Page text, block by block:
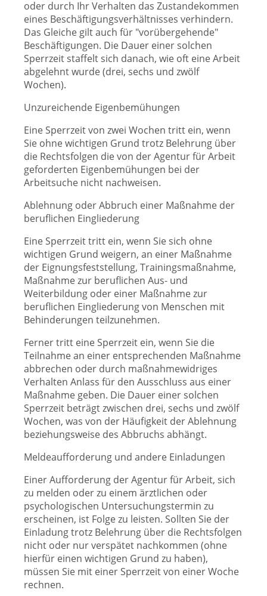
oder durch Ihr Verhalten das Zustandekommen
eines Beschäftigungsverhältnisses verhindern.
Das Gleiche gilt auch für "vorübergehende"
Beschäftigungen. Die Dauer einer solchen
Sperrzeit staffelt sich danach, wie oft eine Arbeit
abgelehnt wurde (drei, sechs und zwölf
Wochen).
Unzureichende Eigenbemühungen
Eine Sperrzeit von zwei Wochen tritt ein, wenn
Sie ohne wichtigen Grund trotz Belehrung über
die Rechtsfolgen die von der Agentur für Arbeit
geforderten Eigenbemühungen bei der
Arbeitsuche nicht nachweisen.
Ablehnung oder Abbruch einer Maßnahme der
beruflichen Eingliederung
Eine Sperrzeit tritt ein, wenn Sie sich ohne
wichtigen Grund weigern, an einer Maßnahme
der Eignungsfeststellung, Trainingsmaßnahme,
Maßnahme zur beruflichen Aus- und
Weiterbildung oder einer Maßnahme zur
beruflichen Eingliederung von Menschen mit
Behinderungen teilzunehmen.
Ferner tritt eine Sperrzeit ein, wenn Sie die
Teilnahme an einer entsprechenden Maßnahme
abbrechen oder durch maßnahmewidriges
Verhalten Anlass für den Ausschluss aus einer
Maßnahme geben. Die Dauer einer solchen
Sperrzeit beträgt zwischen drei, sechs und zwölf
Wochen, was von der Häufigkeit der Ablehnung
beziehungsweise des Abbruchs abhängt.
Meldeaufforderung und andere Einladungen
Einer Aufforderung der Agentur für Arbeit, sich
zu melden oder zu einem ärztlichen oder
psychologischen Untersuchungstermin zu
erscheinen, ist Folge zu leisten. Sollten Sie der
Einladung trotz Belehrung über die Rechtsfolgen
nicht oder nur verspätet nachkommen (ohne
hierfür einen wichtigen Grund zu haben),
müssen Sie mit einer Sperrzeit von einer Woche
rechnen.